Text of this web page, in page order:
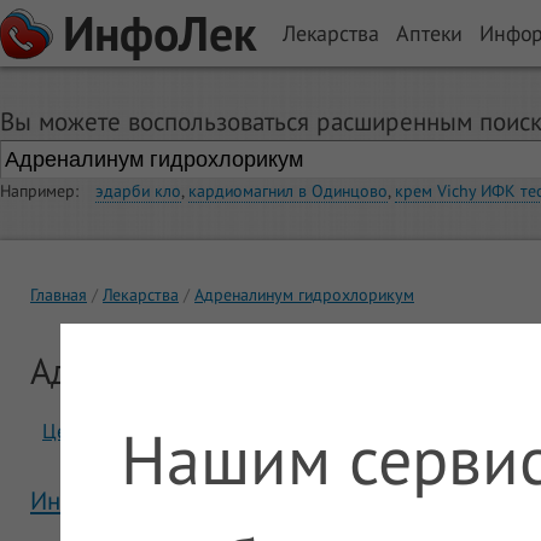
ИнфоЛек Лекарства Аптеки
Вы можете воспользоваться расширенным
Например: эдарби кло, кардиомагнил в Одинцово, крем Vichy ИФК
Главная Лекарства Адреналинум гидрохлорикум
Адреналинум гидрохлорикум
Цены Отзывы
Инструкция Адреналинум гидрохлорикум
Нашим